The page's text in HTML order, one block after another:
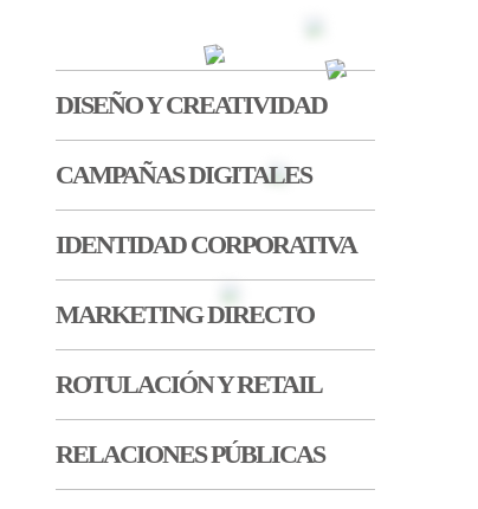
DISEÑO Y CREATIVIDAD
CAMPAÑAS DIGITALES
IDENTIDAD CORPORATIVA
MARKETING DIRECTO
ROTULACIÓN Y RETAIL
RELACIONES PÚBLICAS